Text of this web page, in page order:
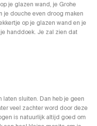
je glazen wand, je Grohe
je douche even droog maken
op je glazen wand en je
handdoek. Je zal zien dat
laten sluiten. Dan heb je geen
veel zachter word door deze
is natuurlijk altijd goed om